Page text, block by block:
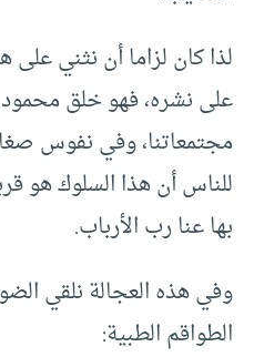
لذا كان لزاما أن نثني على
على نشره، فهو خلق
مجتمعاتنا، وفي نفوس
للناس أن هذا السلوك هو
بها عنا رب الأرباب.
وفي هذه العجالة نلقي
الطواقم الطبية: